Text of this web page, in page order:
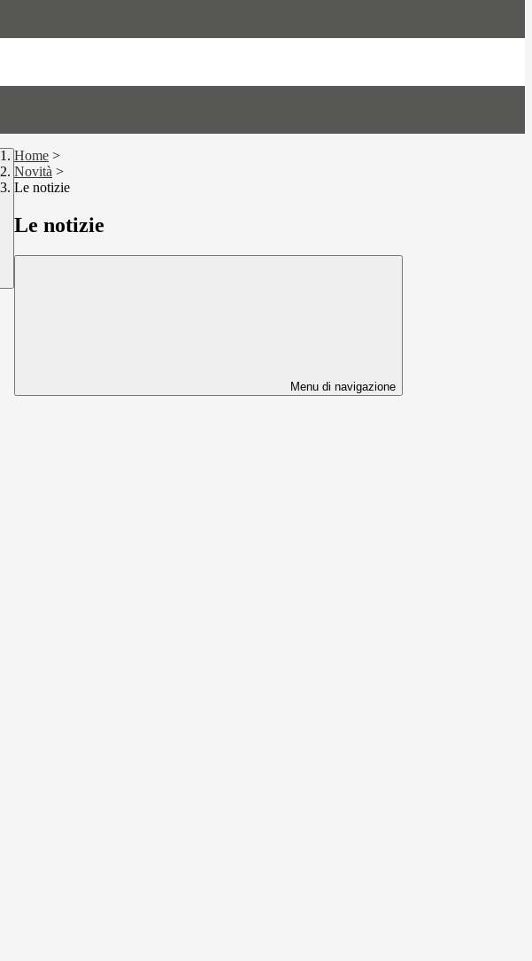
Home >
Novità >
Le notizie
Le notizie
Menu di navigazione